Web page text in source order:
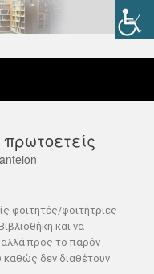
φοιτητές/φοιτήτριες
και να
αλλά προς το παρόν
καθώς δεν διαθέτουν